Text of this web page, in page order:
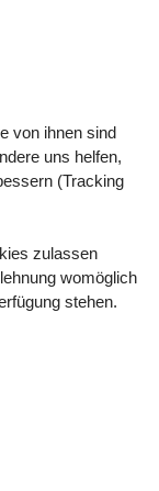
von ihnen sind
uns helfen,
(Tracking
zulassen
womöglich
stehen.